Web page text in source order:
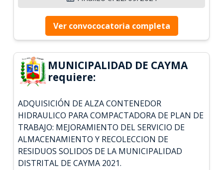
Ver convococatoria completa
MUNICIPALIDAD DE CAYMA
requiere:
ADQUISICIÓN DE ALZA CONTENEDOR
HIDRAULICO PARA COMPACTADORA DE PLAN DE
TRABAJO: MEJORAMIENTO DEL SERVICIO DE
ALMACENAMIENTO Y RECOLECCION DE
RESIDUOS SOLIDOS DE LA MUNICIPALIDAD
DISTRITAL DE CAYMA 2021.